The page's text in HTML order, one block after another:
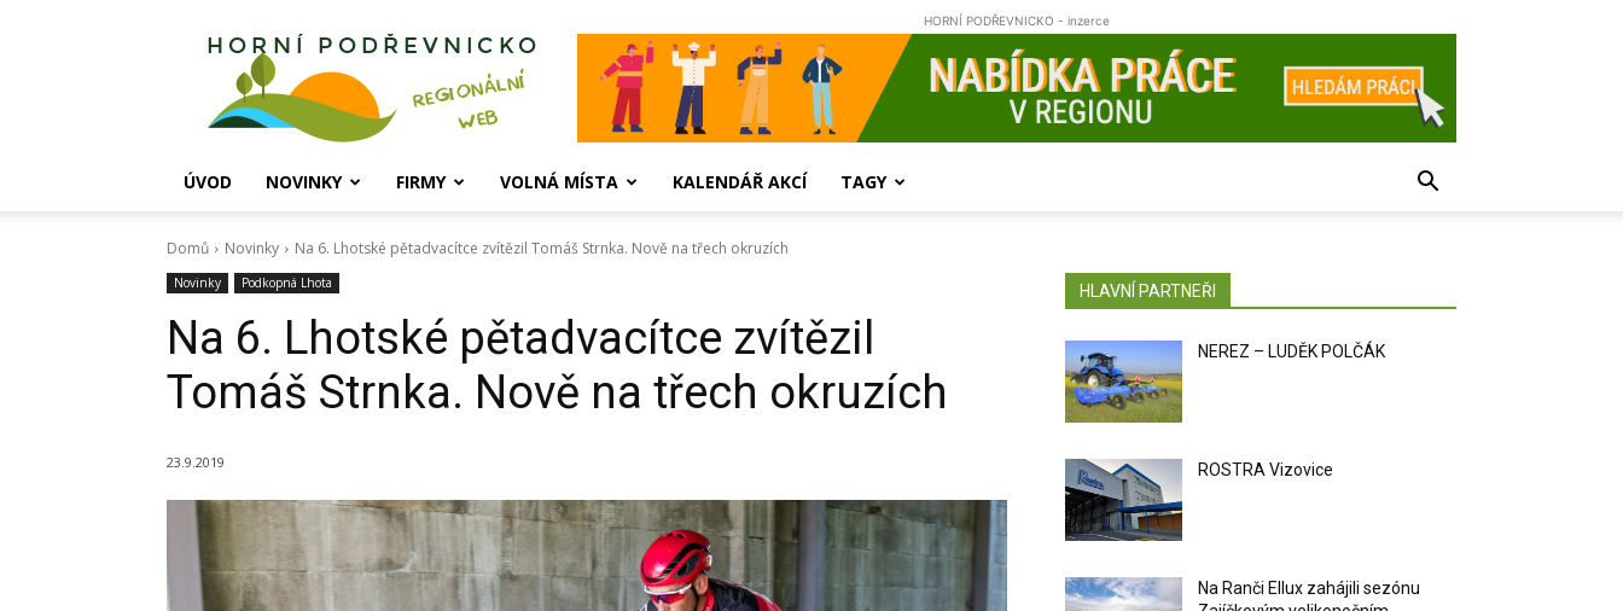
Horní
HORNÍ PODŘEVNICKO - inzerce
ÚVOD NOVINKY FIRMY VOLNÁ MÍSTA KALENDÁŘ AKCÍ TAGY
Domů Novinky Na 6. Lhotské pětadvacítce zvítězil Tomáš Strnka. Nově na třech okruzích
Novinky Podkopná Lhota
Na 6. Lhotské pětadvacítce zvítězil
Tomáš Strnka. Nově na třech okruzích
23.9.2019
HLAVNÍ PARTNEŘI
NEREZ – LUDĚK POLČÁK
ROSTRA Vizovice
Na Ranči Ellux zahájili sezónu